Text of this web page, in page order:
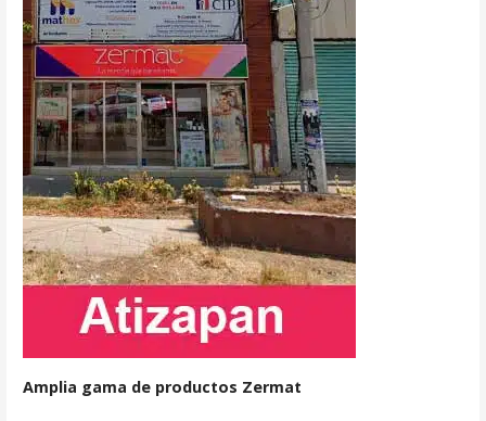
Amplia gama de productos Zermat